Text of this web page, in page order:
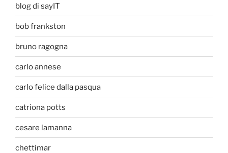
blog di sayIT
bob frankston
bruno ragogna
carlo annese
carlo felice dalla pasqua
catriona potts
cesare lamanna
chettimar